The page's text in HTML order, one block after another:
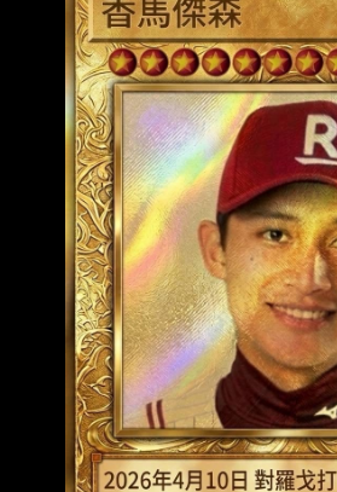
(稅後 $10) carwhat (稅後
後 $10) hao94 (稅後 $10)
mork8850 (稅後 $10) m